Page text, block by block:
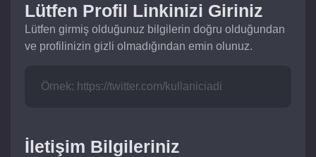
Lütfen Profil Linkinizi Giriniz
Lütfen girmiş olduğunuz bilgilerin doğru olduğundan
ve profilinizin gizli olmadığından emin olunuz.
İletişim Bilgileriniz